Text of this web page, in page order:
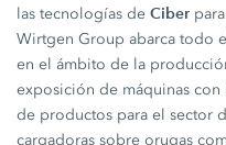
las tecnologías deCiber
Wirtgen Group abarca todo
en el ámbito de la
exposición de máquinas con
de productos para el sector
cargadoras sobre orugas